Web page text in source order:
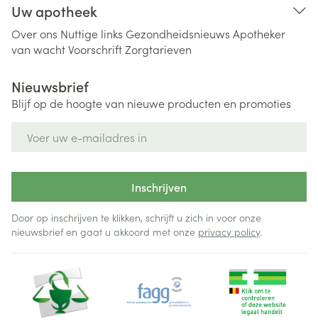
Uw apotheek
Over ons Nuttige links Gezondheidsnieuws Apotheker
van wachtVoorschriftZorgtarieven
Nieuwsbrief
Blijf op de hoogte van nieuwe producten en promoties
Inschrijven
Door op inschrijven te klikken, schrijft u zich in voor onze
nieuwsbrief en gaat u akkoord met onze privacy policy.